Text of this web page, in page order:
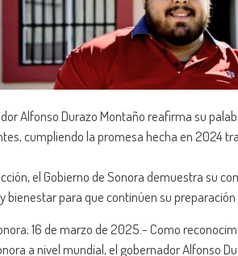
Alfonso Durazo Montaño reafirma su
cumpliendo la promesa hecha en 2024
el Gobierno de Sonora demuestra su
bienestar para que continúen su
16 de marzo de 2025.- Como
a nivel mundial, el gobernador Alfonso